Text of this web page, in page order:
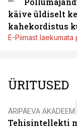
käive üldiselt
kahekordistus
E-Piimast laekumata
ÜRITUSED
ÄRIPÄEVA
Tehisintellekti